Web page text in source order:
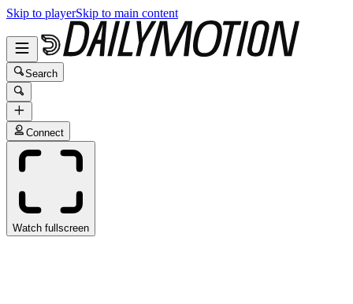
Skip to playerSkip to main content
Search
Connect
Watch fullscreen